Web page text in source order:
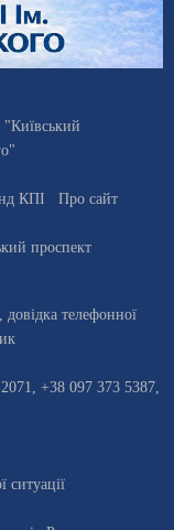
"Київський
КПІ
Про сайт
проспект
, довiдка телефонної
+38 097 373 5387,
ситуації